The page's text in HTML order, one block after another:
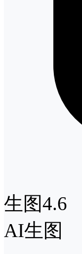
生图4.6
AI生图